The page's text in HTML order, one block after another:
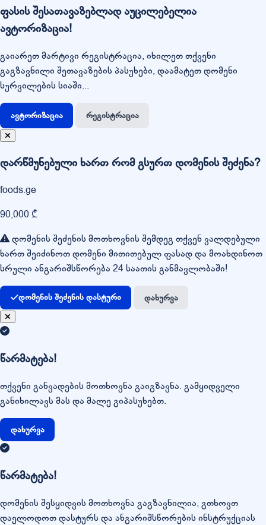
ფასის შესათავაზებლად აუცილებელია
ავტორიზაცია!
გაიარეთ მარტივი რეგისტრაცია, იხილეთ თქვენი
გაგზავნილი შეთავაზების პასუხები, დაამატეთ დომენი
სურვილების სიაში...
ავტორიზაცია რეგისტრაცია
დარწმუნებული ხართ რომ გსურთ დომენის შეძენა?
foods.ge
90,000 ₾
დომენის შეძენის მოთხოვნის შემდეგ თქვენ ვალდებული
ხართ შეიძინოთ დომენი მითითებულ ფასად და მოახდინოთ
სრული ანგარიშსწორება 24 საათის განმავლობაში!
დომენის შეძენის დასტური დახურვა
წარმატება!
თქვენი განვადების მოთხოვნა გაიგზავნა. გამყიდველი
განიხილავს მას და მალე გიპასუხებთ.
დახურვა
წარმატება!
დომენის შესყიდვის მოთხოვნა გაგზავნილია, გთხოვთ
დაელოდოთ დასტურს და ანგარიშსწორების ინსტრუქციას